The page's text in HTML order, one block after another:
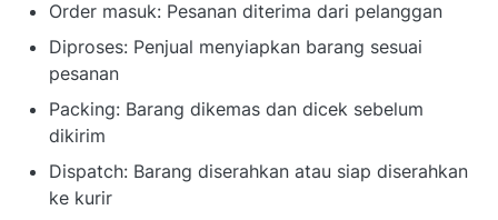
Order masuk: Pesanan diterima dari pelanggan
Diproses: Penjual menyiapkan barang sesuai
pesanan
Packing: Barang dikemas dan dicek sebelum
dikirim
Dispatch: Barang diserahkan atau siap diserahkan
ke kurir